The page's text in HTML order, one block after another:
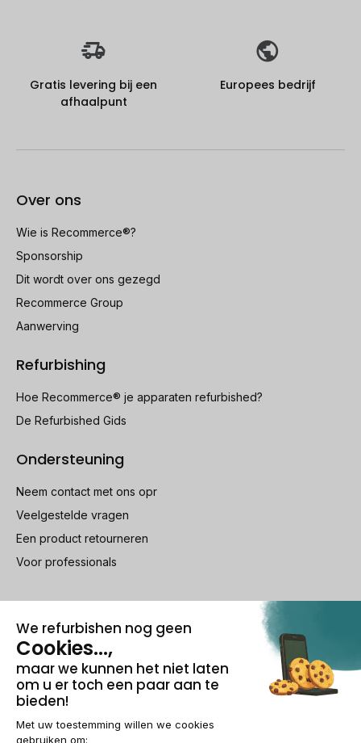
Gratis levering bij een
afhaalpunt
Europees bedrijf
Over ons
Wie is Recommerce®?
Sponsorship
Dit wordt over ons gezegd
Recommerce Group
Aanwerving
Refurbishing
Hoe Recommerce® je apparaten refurbished?
De Refurbished Gids
Ondersteuning
Neem contact met ons opr
Veelgestelde vragen
Een product retourneren
Voor professionals
100% beveiligde betaling
Wettelijke vermeldingen & AGBeheer van cookies